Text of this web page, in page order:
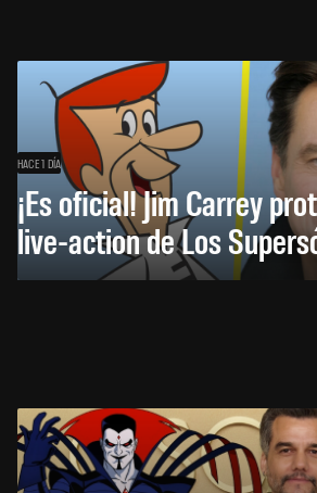
HACE 1 DÍA
¡Es oficial! Jim Carrey
live-action de Los